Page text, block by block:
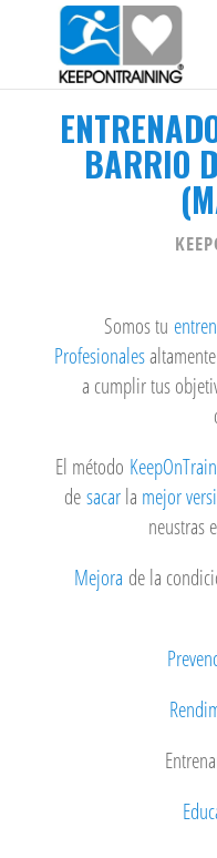
BARRIO
Somos tu
Profesionalesaltamente
a cumplir tus
El método
desacarla mejor
neustras
Mejora de la